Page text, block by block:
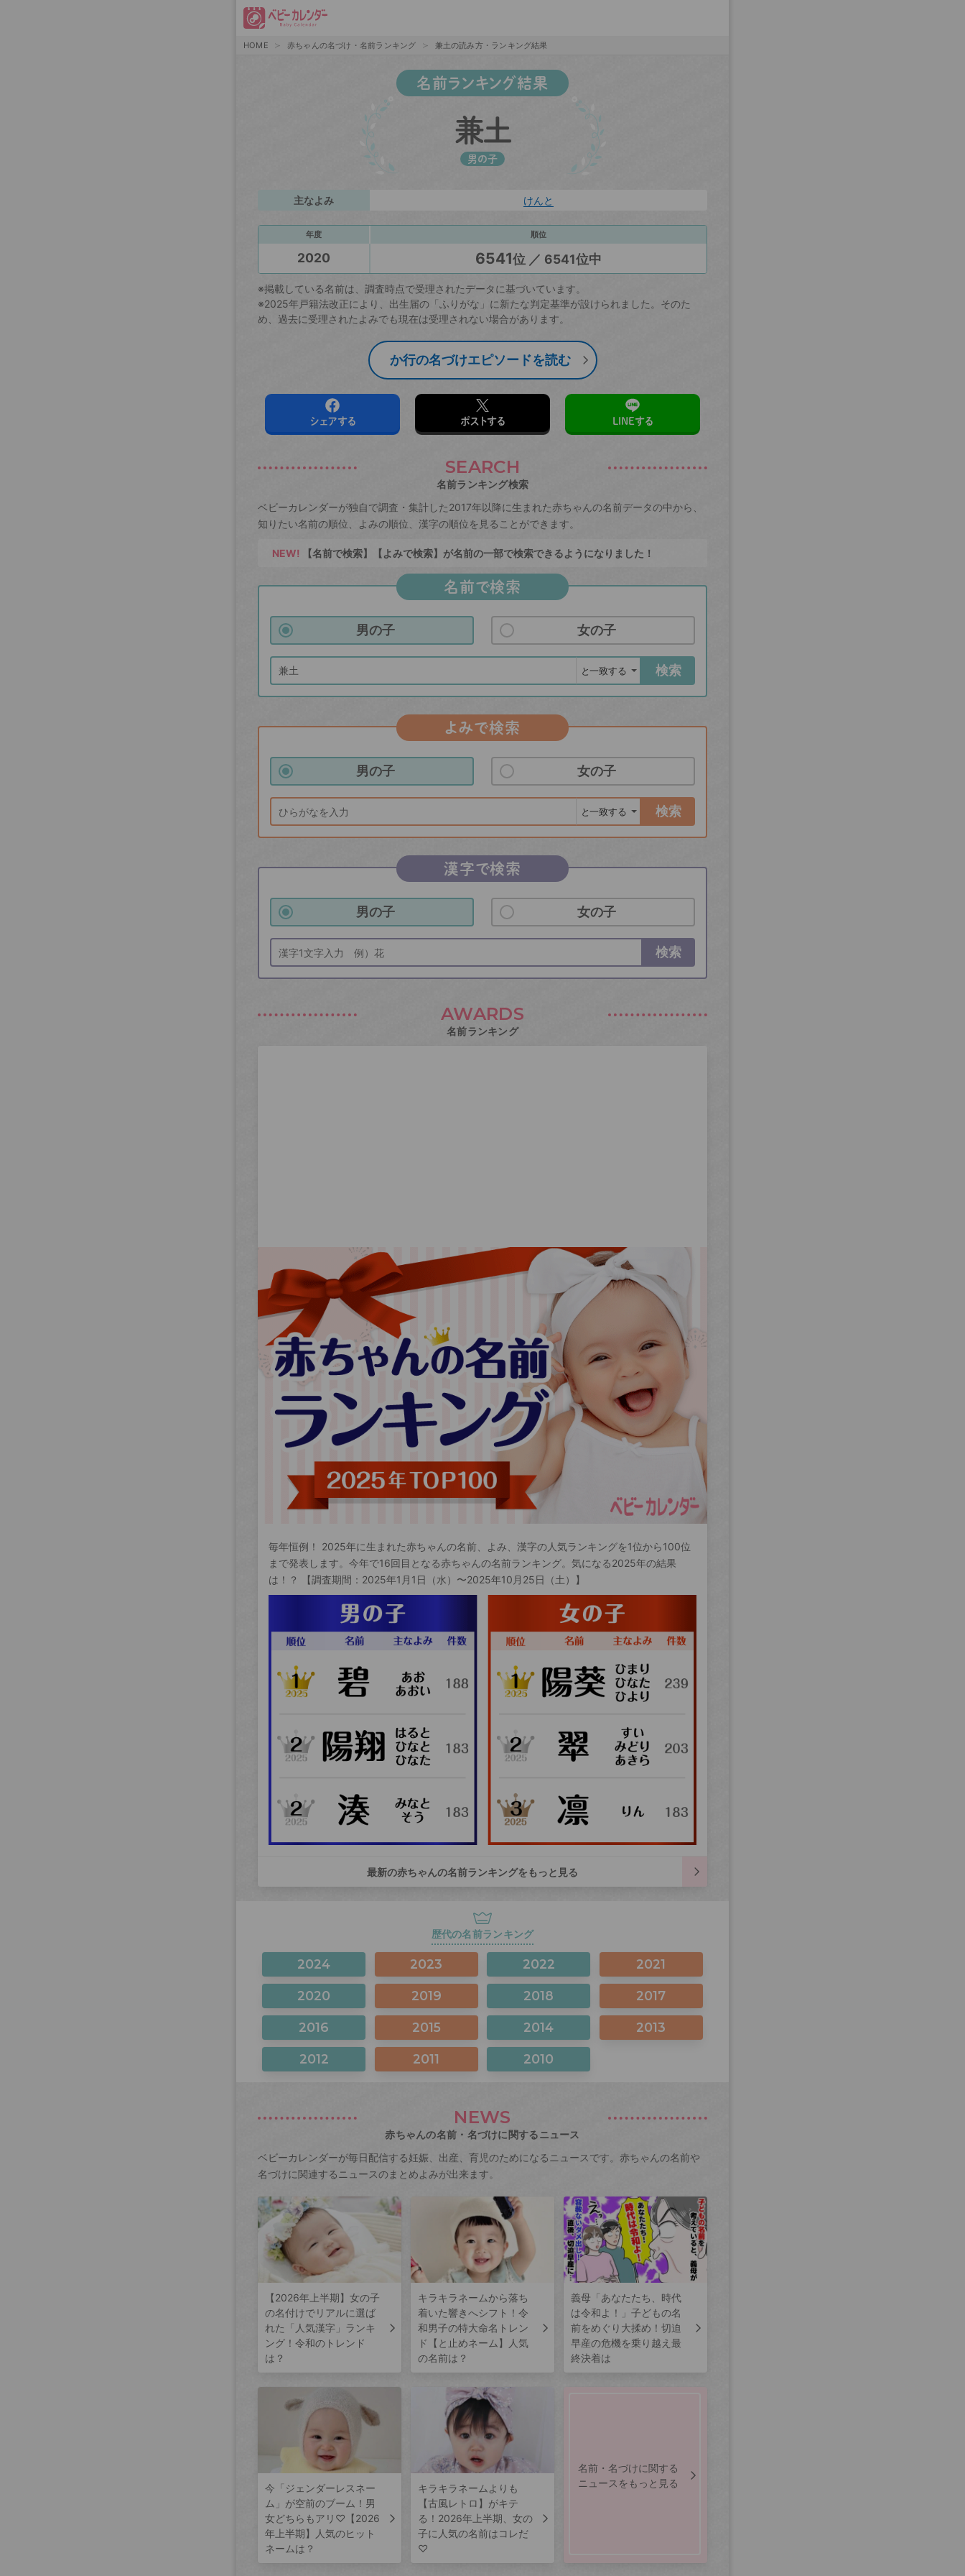
HOME 赤ちゃんの名づけ・名前ランキング 兼土の読み方・ランキング結果
名前ランキング結果
兼土
男の子
主なよみ けんと
年度 順位
2020 6541位 ／ 6541位中
※掲載している名前は、調査時点で受理されたデータに基づいています。
※2025年戸籍法改正により、出生届の「ふりがな」に新たな判定基準が設けられました。そのた
め、過去に受理されたよみでも現在は受理されない場合があります。
か行の名づけエピソードを読む
シェアする ポストする LINEする
SEARCH
名前ランキング検索
ベビーカレンダーが独自で調査・集計した2017年以降に生まれた赤ちゃんの名前データの中から、
知りたい名前の順位、よみの順位、漢字の順位を見ることができます。
NEW! 【名前で検索】【よみで検索】が名前の一部で検索できるようになりました！
名前で検索
男の子 女の子
検索
よみで検索
男の子 女の子
検索
漢字で検索
男の子 女の子
検索
AWARDS
名前ランキング
毎年恒例！ 2025年に生まれた赤ちゃんの名前、よみ、漢字の人気ランキングを1位から100位
まで発表します。今年で16回目となる赤ちゃんの名前ランキング。気になる2025年の結果
は！？ 【調査期間：2025年1月1日（水）〜2025年10月25日（土）】
最新の赤ちゃんの名前ランキングをもっと見る
歴代の名前ランキング
2024 2023 2022 2021
2020 2019 2018 2017
2016 2015 2014 2013
2012 2011 2010
NEWS
赤ちゃんの名前・名づけに関するニュース
ベビーカレンダーが毎日配信する妊娠、出産、育児のためになるニュースです。赤ちゃんの名前や
名づけに関連するニュースのまとめよみが出来ます。
【2026年上半期】女の子
の名付けでリアルに選ば
れた「人気漢字」ランキ
ング！令和のトレンド
は？
キラキラネームから落ち
着いた響きへシフト！令
和男子の特大命名トレン
ド【と止めネーム】人気
の名前は？
義母「あなたたち、時代
は令和よ！」子どもの名
前をめぐり大揉め！切迫
早産の危機を乗り越え最
終決着は
今「ジェンダーレスネー
ム」が空前のブーム！男
女どちらもアリ♡【2026
年上半期】人気のヒット
ネームは？
キラキラネームよりも
【古風レトロ】がキテ
る！2026年上半期、女の
子に人気の名前はコレだ
♡
名前・名づけに関する
ニュースをもっと見る